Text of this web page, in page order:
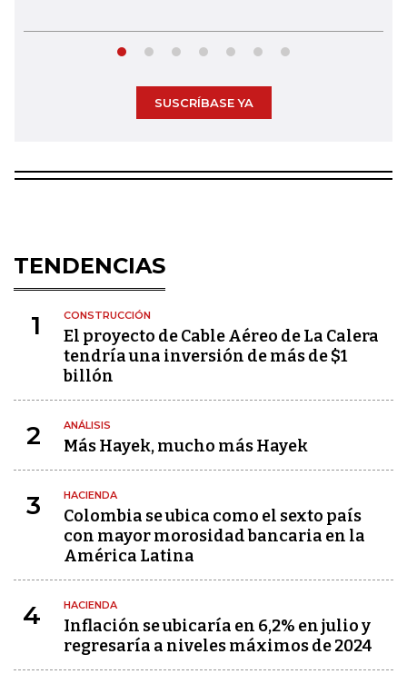
SUSCRÍBASE YA
TENDENCIAS
1 CONSTRUCCIÓN
El proyecto de Cable Aéreo de La Calera
tendría una inversión de más de $1
billón
2 ANÁLISIS
Más Hayek, mucho más Hayek
3 HACIENDA
Colombia se ubica como el sexto país
con mayor morosidad bancaria en la
América Latina
4 HACIENDA
Inflación se ubicaría en 6,2% en julio y
regresaría a niveles máximos de 2024